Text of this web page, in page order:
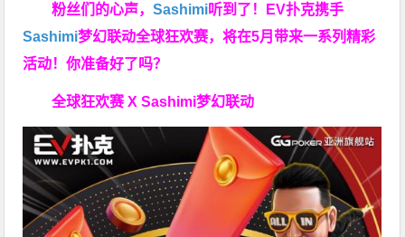
粉丝们的心声，Sashimi听到了！EV扑克携手
Sashimi梦幻联动全球狂欢赛，将在5月带来一系列精彩
活动！你准备好了吗？
全球狂欢赛 X Sashimi梦幻联动